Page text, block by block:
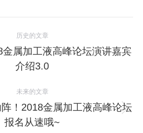
历史的文章
历
史
章：
属加工液高峰论坛演讲嘉宾
介绍3.0
未来的文章
来
！2018金属加工液高峰论坛
报名从速哦~